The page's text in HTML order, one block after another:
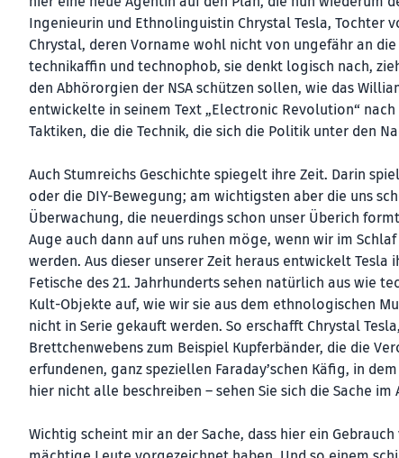
Ingenieurin und Ethnolinguistin Chrystal Tesla, Tochter
Chrystal, deren Vorname wohl nicht von ungefähr an
technikaffin und technophob, sie denkt logisch nach,
den Abhörorgien der NSA schützen sollen, wie das
entwickelte in seinem Text „Electronic Revolution“
Taktiken, die die Technik, die sich die Politik unter den
Auch Stumreichs Geschichte spiegelt ihre Zeit. Darin
oder die DIY-Bewegung; am wichtigsten aber die uns
Überwachung, die neuerdings schon unser Überich
Auge auch dann auf uns ruhen möge, wenn wir im
werden. Aus dieser unserer Zeit heraus entwickelt
Fetische des 21. Jahrhunderts sehen natürlich aus wie
Kult-Objekte auf, wie wir sie aus dem ethnologischen
nicht in Serie gekauft werden. So erschafft Chrystal
Brettchenwebens zum Beispiel Kupferbänder, die die
erfundenen, ganz speziellen Faraday’schen Käfig, in
hier nicht alle beschreiben – sehen Sie sich die Sache im
Wichtig scheint mir an der Sache, dass hier ein